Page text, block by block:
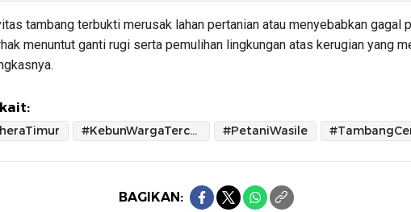
tambang terbukti merusak lahan pertanian atau menyebabkan gagal
menuntut ganti rugi serta pemulihan lingkungan atas kerugian yang
#KebunWargaTercemar #PetaniWasile
BAGIKAN: